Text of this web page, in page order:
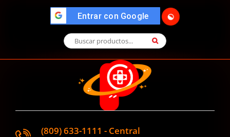
Entrar con Google 🌓
(809) 633-1111 - Central